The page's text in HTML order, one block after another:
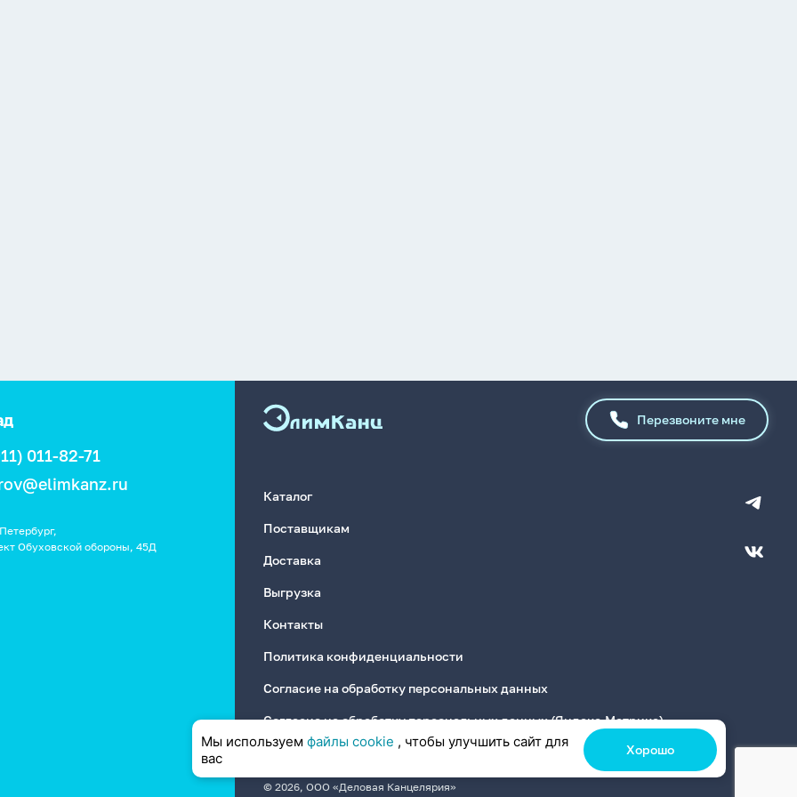
011-82-71
Обуховской обороны, 45Д
Перезвоните мне
Каталог
Поставщикам
Доставка
Выгрузка
Контакты
Политика конфиденциальности
Согласие на обработку персональных данных
Согласие на обработку персональных данных (Яндекс.Метрика)
© 2026, ООО «Деловая Канцелярия»
Мы используем файлы cookie , чтобы улучшить сайт для
вас
Хорошо